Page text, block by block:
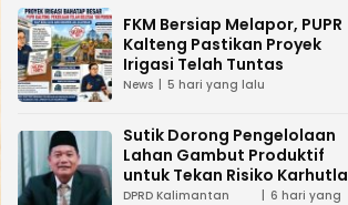
FKM Bersiap Melapor, PUPR
Kalteng Pastikan Proyek
Irigasi Telah Tuntas
News 5 hari yang lalu
Sutik Dorong Pengelolaan
Lahan Gambut Produktif
untuk Tekan Risiko Karhutla
DPRD Kalimantan
6 hari yang